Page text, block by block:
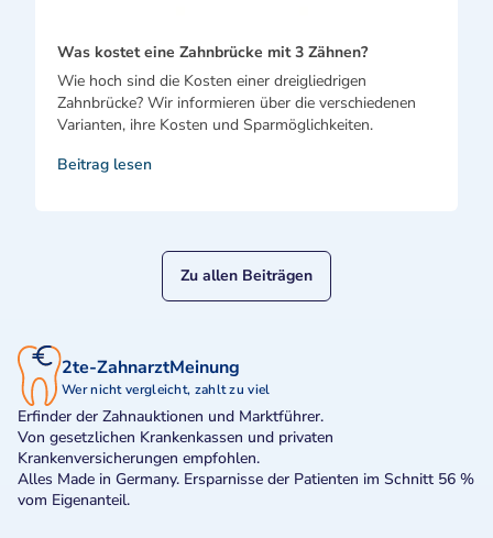
Was kostet eine Zahnbrücke mit 3 Zähnen?
Wie hoch sind die Kosten einer dreigliedrigen
Zahnbrücke? Wir informieren über die verschiedenen
Varianten, ihre Kosten und Sparmöglichkeiten.
Beitrag lesen
Zu allen Beiträgen
2te-ZahnarztMeinung
Wer nicht vergleicht, zahlt zu viel
Erfinder der Zahnauktionen und Marktführer.
Von gesetzlichen Krankenkassen und privaten
Krankenversicherungen empfohlen.
Alles Made in Germany. Ersparnisse der Patienten im Schnitt 56 %
vom Eigenanteil.